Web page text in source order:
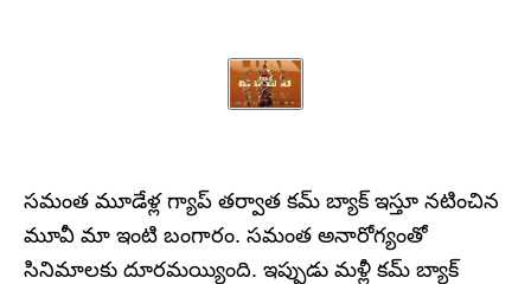
సమంత మూడేళ్ల గ్యాప్‌ తర్వాత కమ్‌ బ్యాక్‌ ఇస్తూ నటించిన
మూవీ మా ఇంటి బంగారం. సమంత అనారోగ్యంతో
సినిమాలకు దూరమయ్యింది. ఇప్పుడు మళ్లీ కమ్‌ బ్యాక్‌